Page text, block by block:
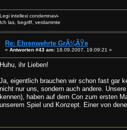
Legi intellexi condemnavi-
Ich las, begriff, verdammte
Re: Ehrenwehrte GrÃ¼ÃŸe
« Antworten #43 am: 18.09.2007, 19:09:21 »
Huhu, ihr Lieben!
Ja, eigentlich brauchen wir schon fast gar
nicht nur uns, sondern auch andere.
kennen), haben auf dem Con zum ersten
unserem Spiel und Konzept. Einer von